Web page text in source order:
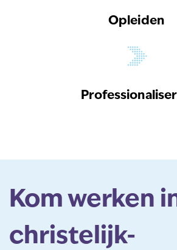
Opleiden
Kom werken
christelijk-